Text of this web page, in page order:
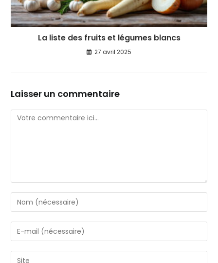
La liste des fruits et légumes blancs
27 avril 2025
Laisser un commentaire